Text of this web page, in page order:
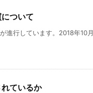
ついて
進行しています。2018年10
ているか